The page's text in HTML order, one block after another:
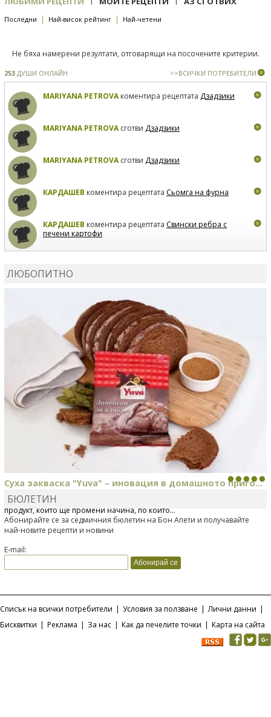
Последни | Най-висок рейтинг | Най-четени
Не бяха намерени резултати, отговарящи на посочените критерии.
253 ДУШИ ОНЛАЙН >>ВСИЧКИ ПОТРЕБИТЕЛИ
MARIYANA PETROVAкоментира рецептата Дзадзики
MARIYANA PETROVAсготви Дзадзики
MARIYANA PETROVAсготви Дзадзики
КАРДАШЕВ коментира рецептата Сьомга на фурна
КАРДАШЕВ коментира рецептата Свински ребра с
печени картофи
ЛЮБОПИТНО
Суха закваска "Yuva" – иновация в домашното приго...
Отскоро Лесафр България стартира предлагането на изцяло нов
продукт, който ще промени начина, по който...
БЮЛЕТИН
Абонирайте се за седмичния бюлетин на Бон Апети и получавайте
най-новите рецепти и новини
E-mail:
Списък на всички потребители | Условия за ползване | Лични данни |
Бисквитки | Реклама | За нас | Как да печелите точки | Карта на сайта